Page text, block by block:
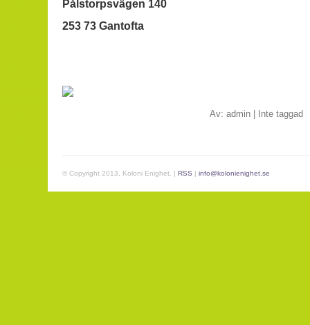
Pålstorpsvägen 140
253 73 Gantofta
Av: admin| Inte taggad
© Copyright 2013, Koloni Enighet. | RSS | info@kolonienighet.se